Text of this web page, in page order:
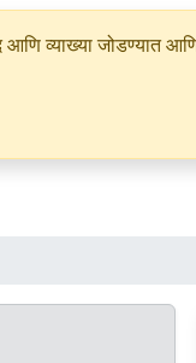
व्याख्या जोडण्यात आणि